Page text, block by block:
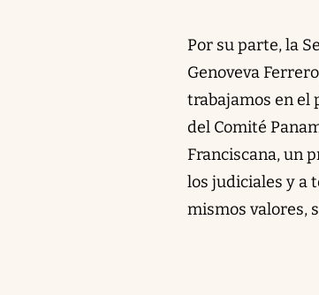
Por su parte, la
Genoveva
trabajamos en el
del Comité
Franciscana, un
los judiciales y a
mismos valores,